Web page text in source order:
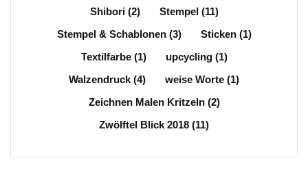
Shibori(2) Stempel(11)
Stempel & Schablonen(3) Sticken(1)
Textilfarbe(1) upcycling(1)
Walzendruck (4) weise Worte (1)
Zeichnen Malen Kritzeln(2)
Zwölftel Blick 2018 (11)